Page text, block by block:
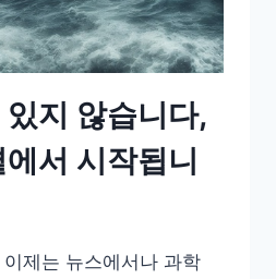
지 않습니다,
서 시작됩니
제는 뉴스에서나 과학